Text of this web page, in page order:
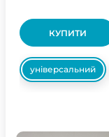
КУПИТИ
універсальний